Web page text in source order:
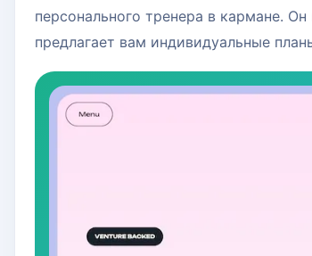
персонального тренера в кармане.
предлагает вам индивидуальные